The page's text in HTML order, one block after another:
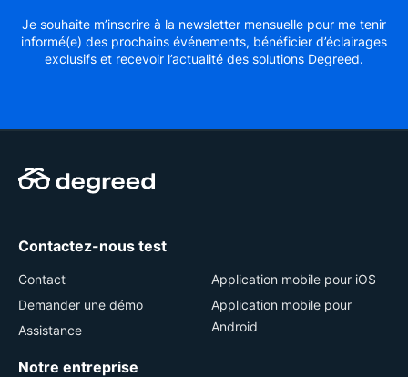
Je souhaite m’inscrire à la newsletter mensuelle pour me tenir
informé(e) des prochains événements, bénéficier d’éclairages
exclusifs et recevoir l’actualité des solutions Degreed.
Contactez-nous test
Contact
Demander une démo
Assistance
Application mobile pour iOS
Application mobile pour
Android
Notre entreprise